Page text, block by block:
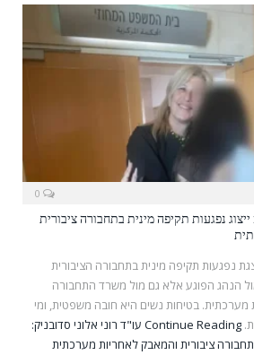
ייצוג נפגעות תקיפה מינית בתחבורה ציבורית
נפגעות תקיפה מינית בתחבורה הציבורית
הנהג הפוגע אלא גם מול משרד התחבורה
מערכתית. בטיחות נשים היא חובה משפטית, ומי
Continue Reading עו"ד רוני אלוני סדובניק:
ציבורית והמאבק לאחריות מערכתית